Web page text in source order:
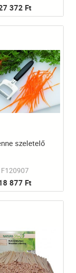
372 Ft
szeletelő
F120907
877 Ft